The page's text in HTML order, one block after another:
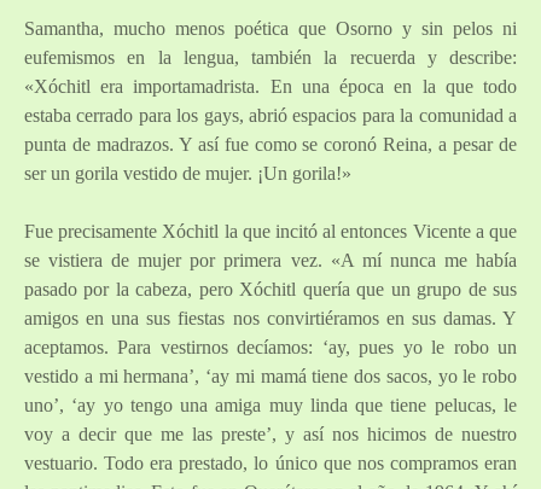
Samantha, mucho menos poética que Osorno y sin pelos ni
eufemismos en la lengua, también la recuerda y describe:
«Xóchitl era importamadrista. En una época en la que todo
estaba cerrado para los gays, abrió espacios para la comunidad a
punta de madrazos. Y así fue como se coronó Reina, a pesar de
ser un gorila vestido de mujer. ¡Un gorila!»
Fue precisamente Xóchitl la que incitó al entonces Vicente a que
se vistiera de mujer por primera vez. «A mí nunca me había
pasado por la cabeza, pero Xóchitl quería que un grupo de sus
amigos en una sus fiestas nos convirtiéramos en sus damas. Y
aceptamos. Para vestirnos decíamos: ‘ay, pues yo le robo un
vestido a mi hermana’, ‘ay mi mamá tiene dos sacos, yo le robo
uno’, ‘ay yo tengo una amiga muy linda que tiene pelucas, le
voy a decir que me las preste’, y así nos hicimos de nuestro
vestuario. Todo era prestado, lo único que nos compramos eran